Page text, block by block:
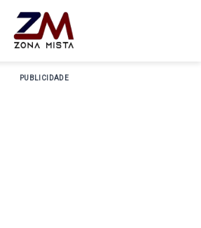
PUBLICIDADE